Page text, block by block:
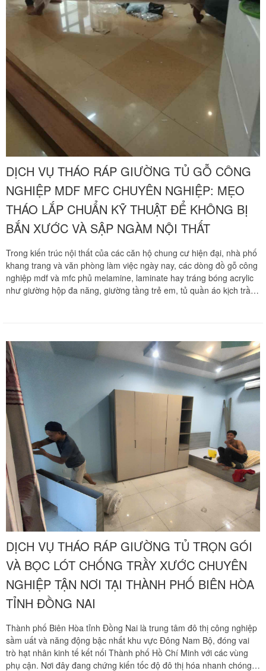
DỊCH VỤ THÁO RÁP GIƯỜNG TỦ GỖ CÔNG
NGHIỆP MDF MFC CHUYÊN NGHIỆP: MẸO
THÁO LẮP CHUẨN KỸ THUẬT ĐỂ KHÔNG BỊ
BẮN XƯỚC VÀ SẬP NGÀM NỘI THẤT
Trong kiến trúc nội thất của các căn hộ chung cư hiện đại, nhà phố
khang trang và văn phòng làm việc ngày nay, các dòng đồ gỗ công
nghiệp mdf và mfc phủ melamine, laminate hay tráng bóng acrylic
như giường hộp đa năng, giường tầng trẻ em, tủ quần áo kịch trần
khi phát sinh nhu cầu chuyển dọn nơi ở mới, cải tạo phòng ngủ hay
luân chuyển không gian làm việc, việc tháo dỡ và tái lắp đặt các hệ
giường tủ mdf mfc cồng kềnh luôn đặt ra áp lực cực kỳ lớn về mặt
kỹ thuật mộc. Nếu người thợ thi công thiếu kinh nghiệm thực chiến
dùng lực bẩy thô bạo hoặc thao tác sai quy trình, phôi ván dăm dán
keo rất dễ bị xé rách, bắn xước bề mặt phủ, lờn ren vít cam và
nghiêm trọng hơn là gây hiện tượng sập ngàm chịu lực vĩnh viễn
không thể khôi phục. Chuyển nhà Khôi Nguyên mang đến giải pháp
tháo ráp giường tủ gỗ công nghiệp mdf mfc chuyên nghiệp tận nhà,
chia sẻ bí quyết tháo lắp chuẩn mộc giúp bảo vệ vẹn nguyên tính
thẩm mỹ và kết cấu kiên cố cho tài sản của gia đình bạn với mức
chi phí tiết kiệm tối ưu. Quý khách hàng cần tư vấn phương án thi
công thần tốc và nhận báo giá ưu đãi hãy gọi ngay hotline hỗ trợ
liên tục hai mươi tư trên bảy qua số điện thoại 0913 371 378 hoặc
số hotline 0972 366 628 để nhận phản hồi siêu tốc từ đội ngũ Khôi
Nguyên.
DỊCH VỤ THÁO RÁP GIƯỜNG TỦ TRỌN GÓI
VÀ BỌC LÓT CHỐNG TRẦY XƯỚC CHUYÊN
NGHIỆP TẬN NƠI TẠI THÀNH PHỐ BIÊN HÒA
TỈNH ĐỒNG NAI
Thành phố Biên Hòa tỉnh Đồng Nai là trung tâm đô thị công nghiệp
sầm uất và năng động bậc nhất khu vực Đông Nam Bộ, đóng vai
trò hạt nhân kinh tế kết nối Thành phố Hồ Chí Minh với các vùng
phụ cận. Nơi đây đang chứng kiến tốc độ đô thị hóa nhanh chóng